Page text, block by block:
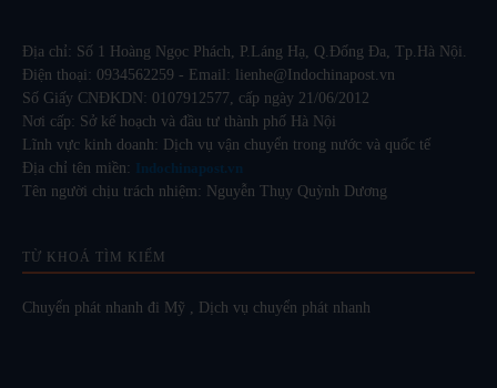
Địa chỉ: Số 1 Hoàng Ngọc Phách, P.Láng Hạ, Q.Đống Đa, Tp.Hà Nội.
Điện thoại: 0934562259 - Email: lienhe@Indochinapost.vn
Số Giấy CNĐKDN: 0107912577, cấp ngày 21/06/2012
Nơi cấp: Sở kế hoạch và đầu tư thành phố Hà Nội
Lĩnh vực kinh doanh: Dịch vụ vận chuyển trong nước và quốc tế
Địa chỉ tên miền: Indochinapost.vn
Tên người chịu trách nhiệm: Nguyễn Thụy Quỳnh Dương
TỪ KHOÁ TÌM KIẾM
Chuyển phát nhanh đi Mỹ Dịch vụ chuyển phát nhanh